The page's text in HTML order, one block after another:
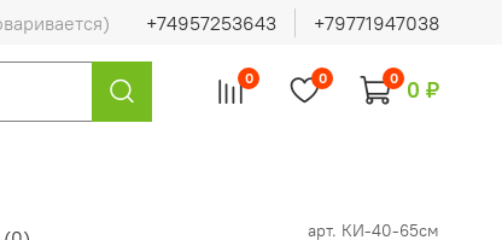
+74957253643 +79771947038
0 0 0 0 ₽
арт. КИ-40-65см